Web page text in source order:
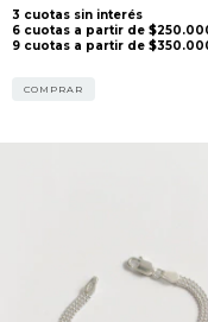
COMPRAR